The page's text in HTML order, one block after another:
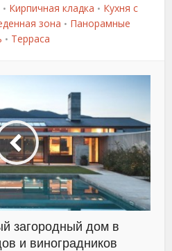
• Кирпичная кладка • Кухня с
зона • Панорамные
• Терраса
загородный дом в
и виноградников